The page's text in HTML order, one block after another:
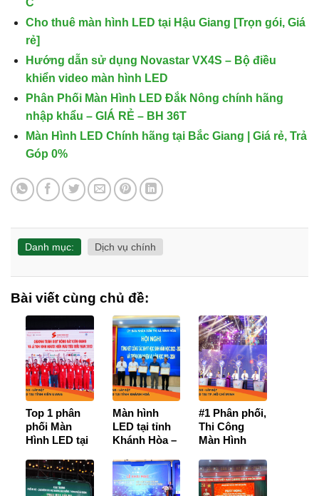
C
Cho thuê màn hình LED tại Hậu Giang [Trọn gói, Giá
rẻ]
Hướng dẫn sử dụng Novastar VX4S – Bộ điều
khiển video màn hình LED
Phân Phối Màn Hình LED Đắk Nông chính hãng
nhập khẩu – GIÁ RẺ – BH 36T
Màn Hình LED Chính hãng tại Bắc Giang | Giá rẻ, Trả
Góp 0%
Danh mục: Dịch vụ chính
Bài viết cùng chủ đề:
Top 1 phân
phối Màn
Hình LED tại
[Chính hãng,
Giá rẻ, nhiều
Màn hình
LED tại tỉnh
Khánh Hòa –
chính hãng,
Giá Tốt nhất,
#1 Phân phối,
Thi Công
Màn Hình
Hồ Chí
Minh【Ưu